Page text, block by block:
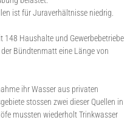
ist für Juraverhältnisse niedrig.
148 Haushalte und Gewerbebetriebe
Bündtenmatt eine Länge von
ihr Wasser aus privaten
stossen zwei dieser Quellen in
mussten wiederholt Trinkwasser